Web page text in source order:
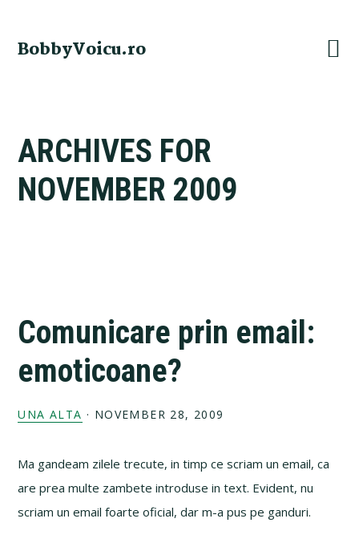
primary
main
primary
footer
BobbyVoicu.ro
ARCHIVES FOR
NOVEMBER 2009
Comunicare prin email:
emoticoane?
UNA ALTA · NOVEMBER 28, 2009
Ma gandeam zilele trecute, in timp ce scriam un email, ca
are prea multe zambete introduse in text. Evident, nu
scriam un email foarte oficial, dar m-a pus pe ganduri.